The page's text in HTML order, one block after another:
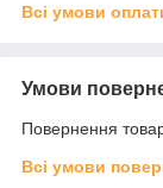
Всі умови
Умови
Повернення
Всі умови